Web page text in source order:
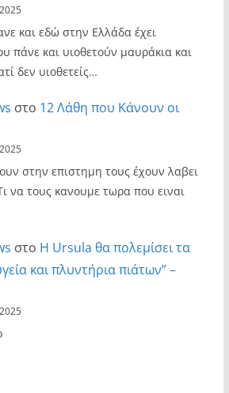
και εδώ στην Ελλάδα έχει
πάνε και υιοθετούν μαυράκια και
δεν υιοθετείς…
στο 12 Λάθη που Κάνουν οι
στην επιστημη τους έχουν λαβει
να τους κανουμε τωρα που ειναι
στο Η Ursula θα πολεμίσει τα
και πλυντήρια πιάτων” –